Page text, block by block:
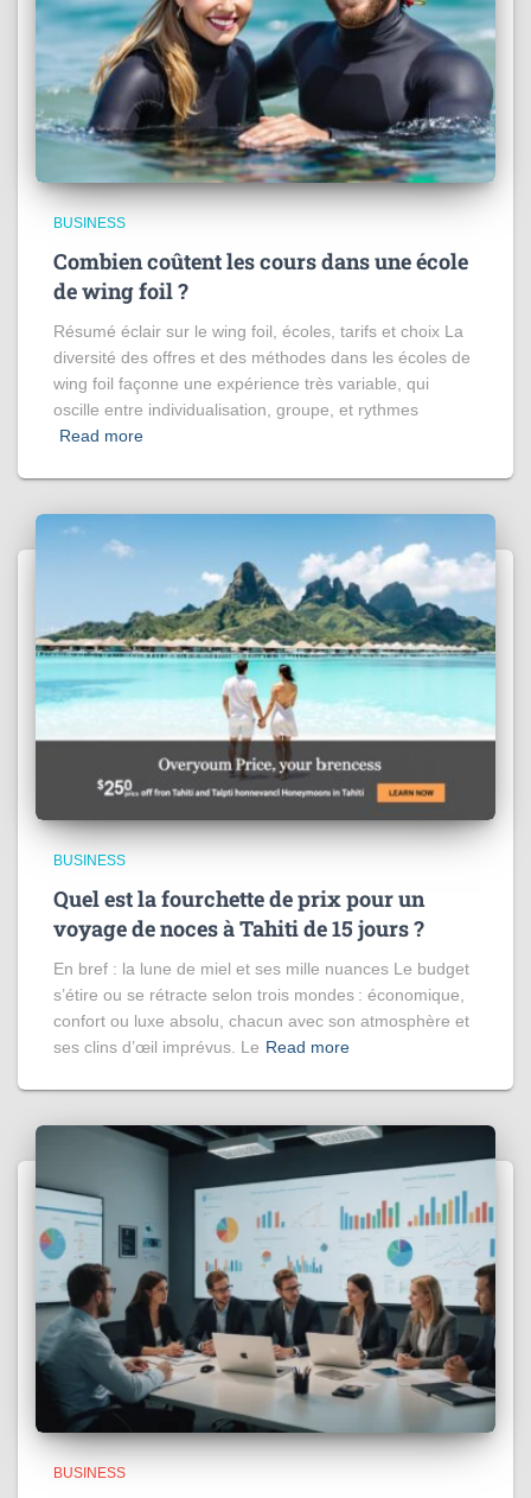
BUSINESS
Combien coûtent les cours dans une école
de wing foil ?
Résumé éclair sur le wing foil, écoles, tarifs et choix La
diversité des offres et des méthodes dans les écoles de
wing foil façonne une expérience très variable, qui
oscille entre individualisation, groupe, et rythmes
Read more
BUSINESS
Quel est la fourchette de prix pour un
voyage de noces à Tahiti de 15 jours​ ?
En bref : la lune de miel et ses mille nuances Le budget
s’étire ou se rétracte selon trois mondes : économique,
confort ou luxe absolu, chacun avec son atmosphère et
ses clins d’œil imprévus. Le Read more
BUSINESS